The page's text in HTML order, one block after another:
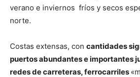
verano e inviernos fríos y secos
norte.
Costas extensas, con cantidades
puertos abundantes e importantes
redes de carreteras, ferrocarriles